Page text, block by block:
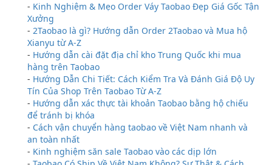
- Kinh Nghiệm & Mẹo Order Váy Taobao Đẹp Giá Gốc Tận
Xưởng
- 2Taobao là gì? Hướng dẫn Order 2Taobao và Mua hộ
Xianyu từ A-Z
- Hướng dẫn cài đặt địa chỉ kho Trung Quốc khi mua
hàng trên Taobao
- Hướng Dẫn Chi Tiết: Cách Kiểm Tra Và Đánh Giá Độ Uy
Tín Của Shop Trên Taobao Từ A-Z
- Hướng dẫn xác thực tài khoản Taobao bằng hộ chiếu
để tránh bị khóa
- Cách vận chuyển hàng taobao về Việt Nam nhanh và
an toàn nhất
- Kinh nghiệm săn sale Taobao vào các dịp lớn